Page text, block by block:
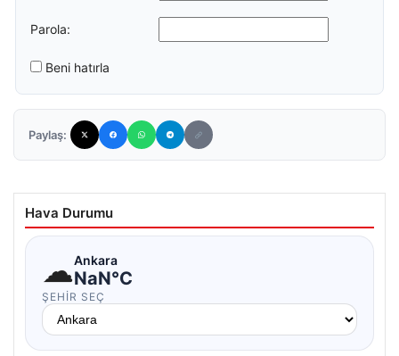
Parola:
Beni hatırla
Paylaş:
Hava Durumu
☁Ankara
NaN°C
ŞEHIR SEÇ